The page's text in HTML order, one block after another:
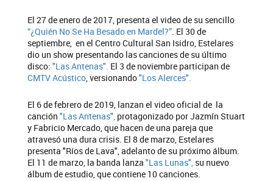
El 27 de enero de 2017, presenta el video de su sencillo
“¿Quién No Se Ha Besado en Mardel?”. El 30 de
septiembre, en el Centro Cultural San Isidro, Estelares
dio un show presentando las canciones de su último
disco: "Las Antenas". El 3 de noviembre participan de
CMTV Acústico, versionando"Los Alerces".
El 6 de febrero de 2019, lanzan el video oficial de la
canción "Las Antenas", protagonizado por Jazmín Stuart
y Fabricio Mercado, que hacen de una pareja que
atravesó una dura crisis. El 8 de marzo, Estelares
presenta "Ríos de Lava", adelanto de su próximo álbum.
El 11 de marzo, la banda lanza "Las Lunas", su nuevo
álbum de estudio, que contiene 10 canciones.